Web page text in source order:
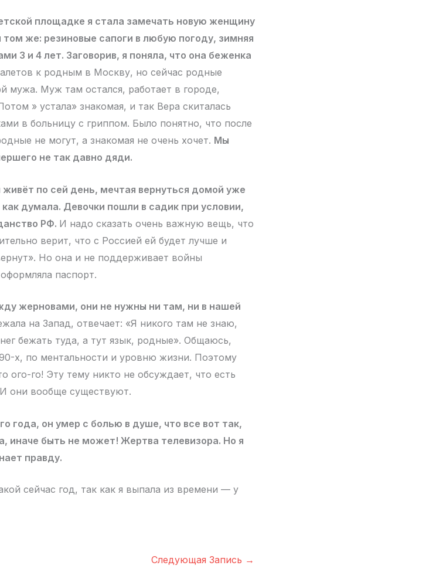
площадке я стала замечать новую женщину
же: резиновые сапоги в любую погоду, зимняя
3 и 4 лет. Заговорив, я поняла, что она беженка
к родным в Москву, но сейчас родные
мужа. Муж там остался, работает в городе,
» устала» знакомая, и так Вера скиталась
в больницу с гриппом. Было понятно, что после
не могут, а знакомая не очень хочет. Мы
не так давно дяди.
живёт по сей день, мечтая вернуться домой уже
думала. Девочки пошли в садик при условии,
РФ. И надо сказать очень важную вещь, что
верит, что с Россией ей будет лучше и
Но она и не поддерживает войны
паспорт.
жерновами, они не нужны ни там, ни в нашей
на Запад, отвечает: «Я никого там не знаю,
бежать туда, а тут язык, родные». Общаюсь,
х, по ментальности и уровню жизни. Поэтому
го! Эту тему никто не обсуждает, что есть
они вообще существуют.
года, он умер с болью в душе, что все вот так,
иначе быть не может! Жертва телевизора. Но я
правду.
сейчас год, так как я выпала из времени — у
Следующая Запись →